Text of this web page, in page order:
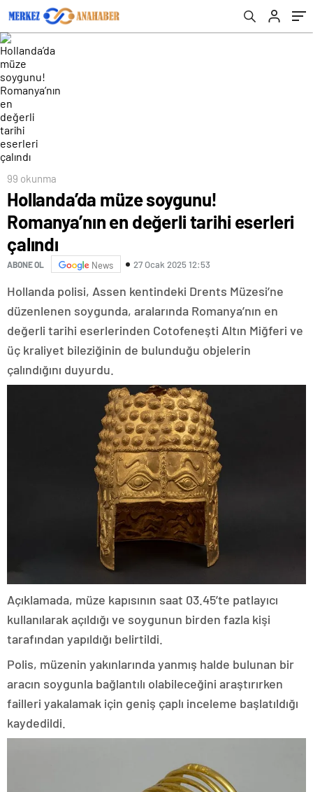
99 okunma
Hollanda’da müze soygunu!
Romanya’nın en değerli tarihi eserleri
çalındı
ABONE OL News 27 Ocak 2025 12:53
Hollanda polisi, Assen kentindeki Drents Müzesi’ne
düzenlenen soygunda, aralarında Romanya’nın en
değerli tarihi eserlerinden Cotofeneşti Altın Miğferi ve
üç kraliyet bileziğinin de bulunduğu objelerin
çalındığını duyurdu.
Açıklamada, müze kapısının saat 03.45’te patlayıcı
kullanılarak açıldığı ve soygunun birden fazla kişi
tarafından yapıldığı belirtildi.
Polis, müzenin yakınlarında yanmış halde bulunan bir
aracın soygunla bağlantılı olabileceğini araştırırken
failleri yakalamak için geniş çaplı inceleme başlatıldığı
kaydedildi.